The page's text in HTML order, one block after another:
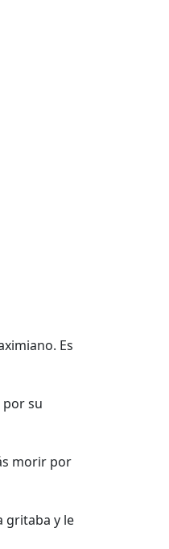
Es
por su
morir por
gritaba y le